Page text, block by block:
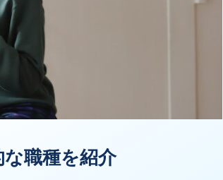
職種を紹介